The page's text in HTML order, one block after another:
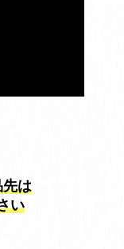
先は
い